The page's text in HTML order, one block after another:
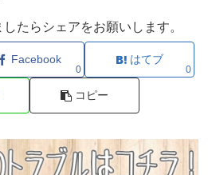
たらシェアをお願いします。
Facebook
0
はてブ
0
コピー